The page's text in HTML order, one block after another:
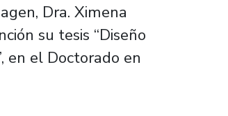
Dra. Ximena
su tesis “Diseño
en el Doctorado en